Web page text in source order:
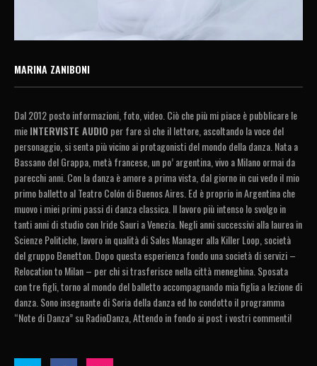
MARINA ZANIBONI
Dal 2012 posto informazioni, foto, video. Ciò che più mi piace è pubblicare le
mieINTERVISTE AUDIO per fare sì che il lettore, ascoltando la voce del
personaggio, si senta più vicino ai protagonisti del mondo della danza. Nata a
Bassano del Grappa, metà francese, un po’ argentina, vivo a Milano ormai da
parecchi anni. Con la danza è amore a prima vista, dal giorno in cui vedo il mio
primo balletto al Teatro Colón di Buenos Aires. Ed è proprio in Argentina che
muovo i miei primi passi di danza classica. Il lavoro più intenso lo svolgo in
tanti anni di studio con Iride Sauri a Venezia. Negli anni successivi alla laurea in
Scienze Politiche, lavoro in qualità di Sales Manager alla Killer Loop, società
del gruppo Benetton. Dopo questa esperienza fondo una società di servizi –
Relocation to Milan – per chi si trasferisce nella città meneghina. Sposata
con tre figli, torno al mondo del balletto accompagnando mia figlia a lezione di
danza. Sono insegnante di Soria della danza ed ho condotto il programma
“Note di Danza” su RadioDanza, Attendo in fondo ai post i vostri commenti!